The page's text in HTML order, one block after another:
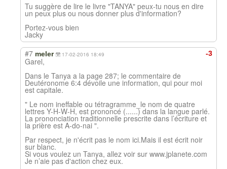
Tu suggère de lire le livre "TANYA" peux-tu nous en dire
un peux plus ou nous donner plus d'information?
Portez-vous bien
Jacky
-3
#7 meler 17-02-2016 18:49
Garel,
Dans le Tanya a la page 287; le commentaire de
Deutéronome 6:4 dévoile une information, qui pour moi
est capitale.
" Le nom ineffable ou tétragramme_le nom de quatre
lettres Y-H-W-H, est prononcé (......) dans la langue parlé.
La prononciation traditionnelle prescrite dans l’écriture et
la prière est A-do-nai ".
Par respect, je n'écrit pas le nom ici.Mais il est écrit noir
sur blanc.
Si vous voulez un Tanya, allez voir sur www.jplanete.com
Je n’aie pas d'action chez eux.